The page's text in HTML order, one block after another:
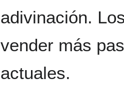
adivinación.
vender más
actuales.